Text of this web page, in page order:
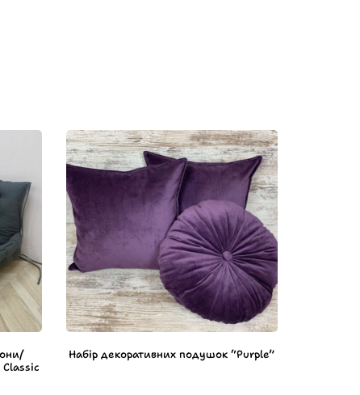
Classic
Набір декоративних подушок “Purple”